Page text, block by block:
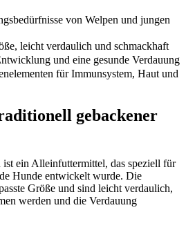
von Welpen und jungen
leicht verdaulich und schmackhaft
und eine gesunde Verdauung
für Immunsystem, Haut und
gebackener
ist ein Alleinfuttermittel, das speziell für
Hunde entwickelt wurde. Die
Größe und sind leicht verdaulich,
werden und die Verdauung